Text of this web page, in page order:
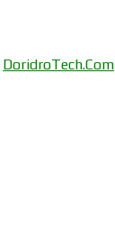
DoridroTech.Com